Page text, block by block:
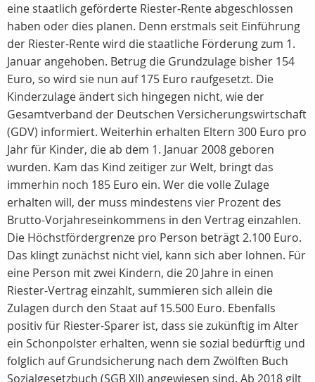
eine staatlich geförderte Riester-Rente abgeschlossen
haben oder dies planen. Denn erstmals seit Einführung
der Riester-Rente wird die staatliche Förderung zum 1.
Januar angehoben. Betrug die Grundzulage bisher 154
Euro, so wird sie nun auf 175 Euro raufgesetzt. Die
Kinderzulage ändert sich hingegen nicht, wie der
Gesamtverband der Deutschen Versicherungswirtschaft
(GDV) informiert. Weiterhin erhalten Eltern 300 Euro pro
Jahr für Kinder, die ab dem 1. Januar 2008 geboren
wurden. Kam das Kind zeitiger zur Welt, bringt das
immerhin noch 185 Euro ein. Wer die volle Zulage
erhalten will, der muss mindestens vier Prozent des
Brutto-Vorjahreseinkommens in den Vertrag einzahlen.
Die Höchstfördergrenze pro Person beträgt 2.100 Euro.
Das klingt zunächst nicht viel, kann sich aber lohnen. Für
eine Person mit zwei Kindern, die 20 Jahre in einen
Riester-Vertrag einzahlt, summieren sich allein die
Zulagen durch den Staat auf 15.500 Euro. Ebenfalls
positiv für Riester-Sparer ist, dass sie zukünftig im Alter
ein Schonpolster erhalten, wenn sie sozial bedürftig und
folglich auf Grundsicherung nach dem Zwölften Buch
Sozialgesetzbuch (SGB XII) angewiesen sind. Ab 2018 gilt